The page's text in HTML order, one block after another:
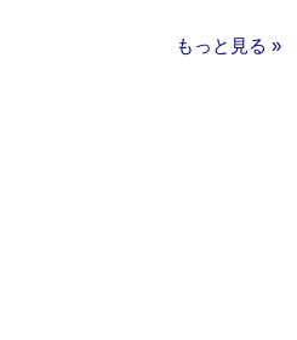
もっと見る »